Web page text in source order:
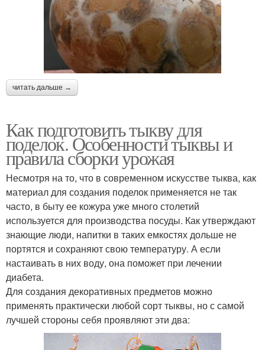
читать дальше →
Как подготовить тыкву для
поделок. Особенности тыквы и
правила сборки урожая
Несмотря на то, что в современном искусстве тыква, как
материал для создания поделок применяется не так
часто, в быту ее кожура уже много столетий
используется для производства посуды. Как утверждают
знающие люди, напитки в таких емкостях дольше не
портятся и сохраняют свою температуру. А если
настаивать в них воду, она поможет при лечении
диабета.
Для создания декоративных предметов можно
применять практически любой сорт тыквы, но с самой
лучшей стороны себя проявляют эти два: